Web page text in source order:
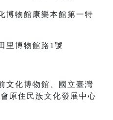
博物館康樂本館第一特
里博物館路1號
文化博物館、國立臺灣
原住民族文化發展中心